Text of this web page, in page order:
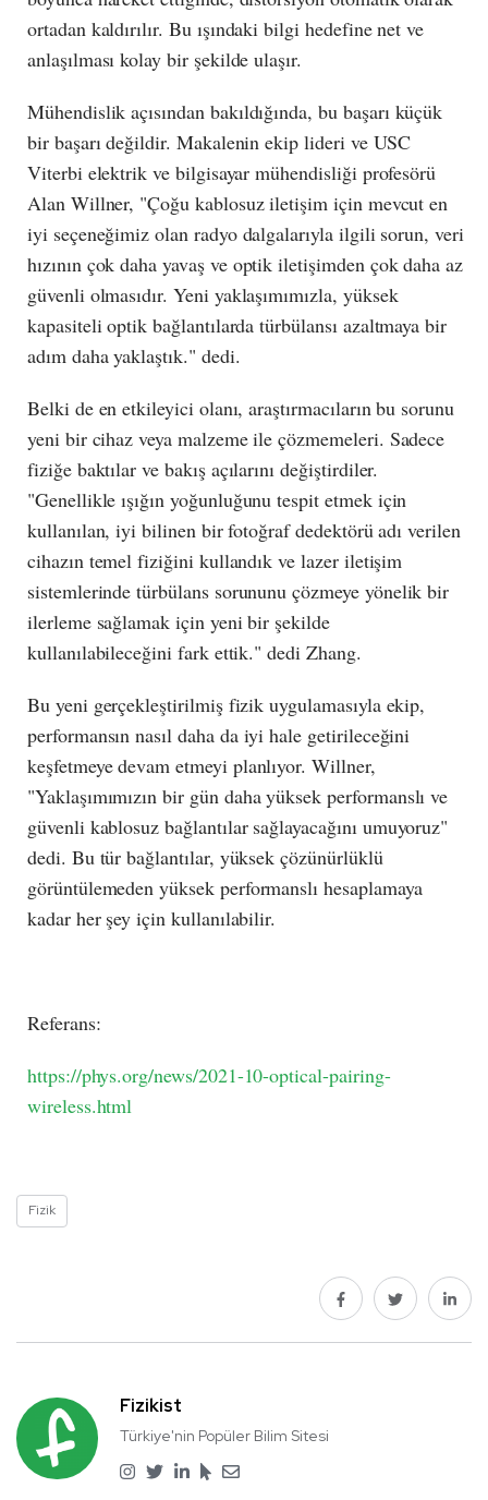
ortadan kaldırılır. Bu ışındaki bilgi hedefine net ve
anlaşılması kolay bir şekilde ulaşır.
Mühendislik açısından bakıldığında, bu başarı küçük
bir başarı değildir. Makalenin ekip lideri ve USC
Viterbi elektrik ve bilgisayar mühendisliği profesörü
Alan Willner, "Çoğu kablosuz iletişim için mevcut en
iyi seçeneğimiz olan radyo dalgalarıyla ilgili sorun, veri
hızının çok daha yavaş ve optik iletişimden çok daha az
güvenli olmasıdır. Yeni yaklaşımımızla, yüksek
kapasiteli optik bağlantılarda türbülansı azaltmaya bir
adım daha yaklaştık." dedi.
Belki de en etkileyici olanı, araştırmacıların bu sorunu
yeni bir cihaz veya malzeme ile çözmemeleri. Sadece
fiziğe baktılar ve bakış açılarını değiştirdiler.
"Genellikle ışığın yoğunluğunu tespit etmek için
kullanılan, iyi bilinen bir fotoğraf dedektörü adı verilen
cihazın temel fiziğini kullandık ve lazer iletişim
sistemlerinde türbülans sorununu çözmeye yönelik bir
ilerleme sağlamak için yeni bir şekilde
kullanılabileceğini fark ettik." dedi Zhang.
Bu yeni gerçekleştirilmiş fizik uygulamasıyla ekip,
performansın nasıl daha da iyi hale getirileceğini
keşfetmeye devam etmeyi planlıyor. Willner,
"Yaklaşımımızın bir gün daha yüksek performanslı ve
güvenli kablosuz bağlantılar sağlayacağını umuyoruz"
dedi. Bu tür bağlantılar, yüksek çözünürlüklü
görüntülemeden yüksek performanslı hesaplamaya
kadar her şey için kullanılabilir.
Referans:
https://phys.org/news/2021-10-optical-pairing-
wireless.html
Fizik
Fizikist
Türkiye'nin Popüler Bilim Sitesi